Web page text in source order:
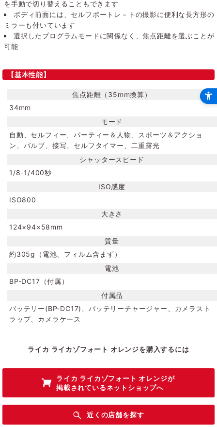
を手動で切り替えることもできます
ボディ前面には、セルフポートレ－トの撮影に便利な長方形の
ミラーも付いています
選択したプログラムモードに関係なく、焦点距離を選ぶことが
可能
【基本性能】
焦点距離（35mm換算）
34mm
モード
自動、セルフィー、パーティー＆人物、スポーツ＆アクショ
ン、バルブ、接写、セルフタイマー、二重露光
シャッタースピード
1/8-1/400秒
ISO感度
ISO800
大きさ
124×94×58mm
質量
約305g（電池、フィルム含まず）
電池
BP-DC17（付属）
付属品
バッテリー(BP-DC17)、バッテリーチャージャー、カメラスト
ラップ、カメラケース
ライカ ライカゾフォート オレンジを購入するには
ライカ ライカゾフォート オレンジが
掲載されているネットショップへ
近くの店舗を探す